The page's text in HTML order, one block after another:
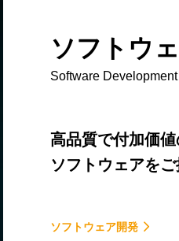
ソフトウ
Software Development
高品質で付加価
ソフトウェアを
ソフトウェア開発